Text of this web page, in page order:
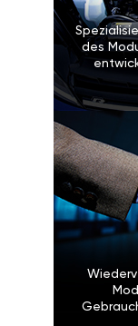
des